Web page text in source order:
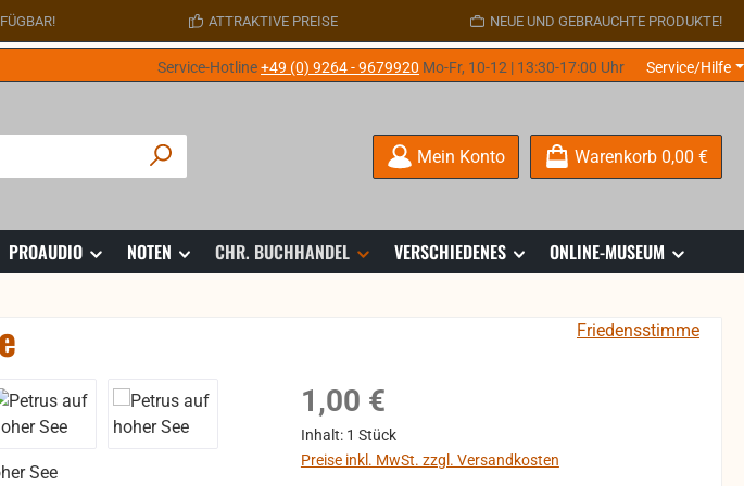
ATTRAKTIVE PREISE NEUE UND GEBRAUCHTE PRODUKTE!
Service-Hotline+49 (0) 9264 - 9679920 Mo-Fr, 10-12 | 13:30-17:00 Uhr Service/Hilfe
Mein Konto Warenkorb 0,00 €
PROAUDIO NOTEN CHR. BUCHHANDEL VERSCHIEDENES ONLINE-MUSEUM
Friedensstimme
Regulärer Preis:
1,00 €
Inhalt: 1 Stück
Preise inkl. MwSt. zzgl. Versandkosten